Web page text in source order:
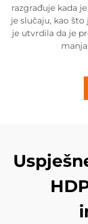
razgrađuje kada
je slučaju, kao
je utvrdila da je